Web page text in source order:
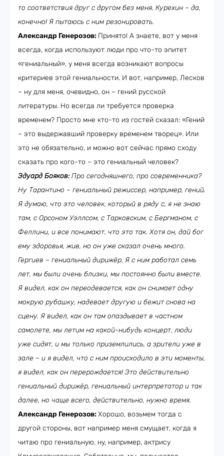
то соответствия друг с другом без меня, Курехин – да,
конечно! Я пытаюсь с ним резонировать.
Александр Генерозов: Принято! А знаете, вот у меня
всегда, когда используют люди про что-то эпитет
«гениальный», у меня всегда возникают вопросы
критериев этой гениальности. И вот, например, Лесков
– ну для меня, очевидно, он – гений русской
литературы. Но всегда ли требуется проверка
временем? Просто мне кто-то из гостей сказал: «Гений
– это выдержавший проверку временем творец». Или
это не обязательно, и можно вот сейчас прямо сходу
сказать про кого-то – это гениальный человек?
Эдуард Бояков:Про сегодняшнего, про современника?
Ну Тарантино – гениальный режиссер, например, гений.
Я думаю, что это человек, который в ряду с, я не знаю
там, с Орсоном Уэллсом, с Тарковским, с Бергманом, с
Феллини, и все понимают, что это так. Хотя он, дай бог
ему здоровья, жив, но он уже сказал очень много.
Гергиев – гениальный дирижёр. Я с ним работал семь
лет, мы были очень близки, мы постоянно были вместе.
Я видел, как он переодевается, как он снимает одну
мокрую рубашку, надевает другую и бежит снова на
сцену. Я видел, как он там опаздывает в частном
самолете, мы летим на какой-нибудь концерт, люди
уже сидят, и мы только приземлились, а зрители уже в
зале – и я видел, что с ним происходило в эти моменты,
я видел, как он перерождается! Это действительно
гениальный дирижёр, гениальный интерпретатор и так
далее, но чаще всего, действительно, нужно время.
Александр Генерозов:Хорошо, возьмем тогда с
другой стороны, вот например меня смущает, когда я
читаю про гениальную, ну, например, актрису